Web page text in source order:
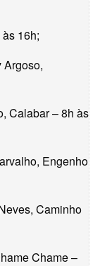
16h;
Argoso,
Calabar – 8h às
Engenho
Caminho
Chame –